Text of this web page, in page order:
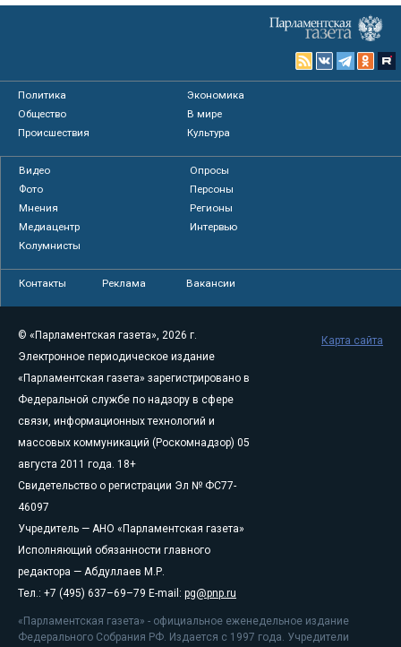
Политика
Экономика
Общество
В мире
Происшествия
Культура
Видео
Опросы
Фото
Персоны
Мнения
Регионы
Медиацентр
Интервью
Колумнисты
Контакты Реклама Вакансии
© «Парламентская газета», 2026 г.
Электронное периодическое издание
«Парламентская газета» зарегистрировано в
Федеральной службе по надзору в сфере
связи, информационных технологий и
массовых коммуникаций (Роскомнадзор) 05
августа 2011 года. 18+
Свидетельство о регистрации Эл № ФС77-
46097
Учредитель — АНО «Парламентская газета»
Исполняющий обязанности главного
редактора — Абдуллаев М.Р.
Тел.: +7 (495) 637–69–79 E-mail: pg@pnp.ru
«Парламентская газета» - официальное еженедельное издание
Федерального Собрания РФ. Издается с 1997 года. Учредители
Карта сайта